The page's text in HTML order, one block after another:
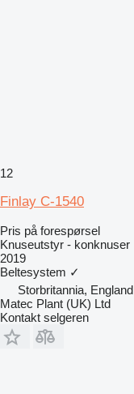
12
Finlay C-1540
Pris på forespørsel
Knuseutstyr - konknuser
2019
Beltesystem ✓
Storbritannia, England
Matec Plant (UK) Ltd
Kontakt selgeren